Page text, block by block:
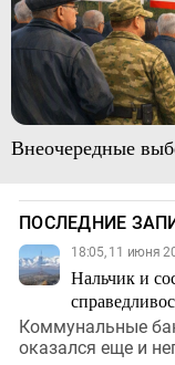
Внеочередные
ПОСЛЕДНИЕ
18:05, 11 июня
Нальчик и
Коммунальные
оказался еще и